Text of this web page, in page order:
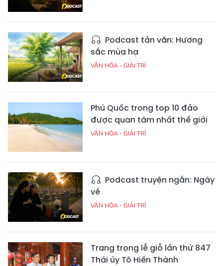
Podcast tản văn: Hương
sắc mùa hạ
VĂN HÓA - GIẢI TRÍ
Phú Quốc trong top 10 đảo
được quan tâm nhất thế giới
VĂN HÓA - GIẢI TRÍ
Podcast truyện ngắn: Ngày
về
VĂN HÓA - GIẢI TRÍ
Trang trọng lễ giỗ lần thứ 847
Thái úy Tô Hiến Thành